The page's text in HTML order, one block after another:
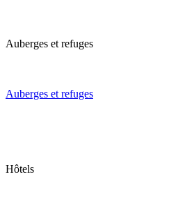
Auberges et refuges
Auberges et refuges
Hôtels